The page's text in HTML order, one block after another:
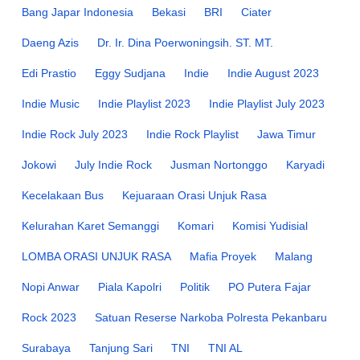
Bang Japar Indonesia Bekasi BRI Ciater
Daeng Azis Dr. Ir. Dina Poerwoningsih. ST. MT.
Edi Prastio Eggy Sudjana Indie Indie August 2023
Indie Music Indie Playlist 2023 Indie Playlist July 2023
Indie Rock July 2023 Indie Rock Playlist Jawa Timur
Jokowi July Indie Rock Jusman Nortonggo Karyadi
Kecelakaan Bus Kejuaraan Orasi Unjuk Rasa
Kelurahan Karet Semanggi Komari Komisi Yudisial
LOMBA ORASI UNJUK RASA Mafia Proyek Malang
Nopi Anwar Piala Kapolri Politik PO Putera Fajar
Rock 2023 Satuan Reserse Narkoba Polresta Pekanbaru
Surabaya Tanjung Sari TNI TNI AL